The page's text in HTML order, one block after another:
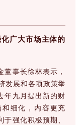
广大市场主体的
事长徐林表示，
发展和各项政策举
年九月提出新的财
细化，内容更充
强化积极预期、